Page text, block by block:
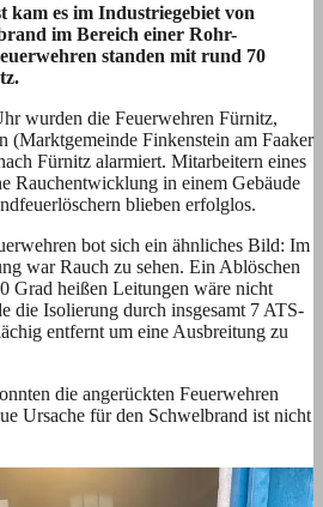
kam es im Industriegebiet von
im Bereich einer Rohr-
standen mit rund 70
wurden die Feuerwehren Fürnitz,
(Marktgemeinde Finkenstein am Faaker
Fürnitz alarmiert. Mitarbeitern eines
Rauchentwicklung in einem Gebäude
blieben erfolglos.
bot sich ein ähnliches Bild: Im
war Rauch zu sehen. Ein Ablöschen
Grad heißen Leitungen wäre nicht
die Isolierung durch insgesamt 7 ATS-
entfernt um eine Ausbreitung zu
die angerückten Feuerwehren
Ursache für den Schwelbrand ist nicht